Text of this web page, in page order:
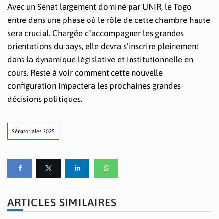
Avec un Sénat largement dominé par UNIR, le Togo
entre dans une phase où le rôle de cette chambre haute
sera crucial. Chargée d’accompagner les grandes
orientations du pays, elle devra s’inscrire pleinement
dans la dynamique législative et institutionnelle en
cours. Reste à voir comment cette nouvelle
configuration impactera les prochaines grandes
décisions politiques.
Sénatoriales 2025
ARTICLES SIMILAIRES